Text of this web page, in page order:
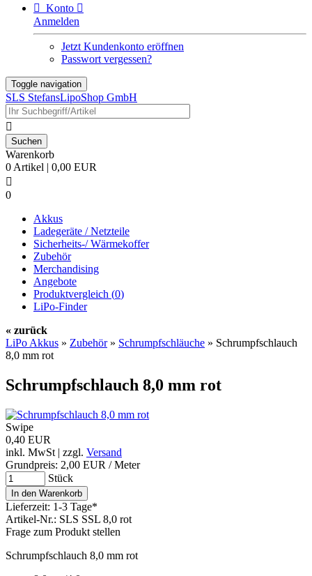
 Konto 
Anmelden
Jetzt Kundenkonto eröffnen
Passwort vergessen?
Toggle navigation
SLS StefansLipoShop GmbH

Warenkorb
0 Artikel | 0,00 EUR

0
Akkus
Ladegeräte / Netzteile
Sicherheits-/ Wärmekoffer
Zubehör
Merchandising
Angebote
Produktvergleich (0)
LiPo-Finder
« zurück
LiPo Akkus » Zubehör» Schrumpfschläuche » Schrumpfschlauch
8,0 mm rot
Schrumpfschlauch 8,0 mm rot
Swipe
0,40 EUR
inkl. MwSt | zzgl. Versand
Grundpreis: 2,00 EUR / Meter
Stück
Lieferzeit: 1-3 Tage*
Artikel-Nr.: SLS SSL 8,0 rot
Frage zum Produkt stellen
Schrumpfschlauch 8,0 mm rot